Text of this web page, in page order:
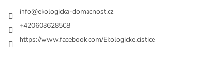
info@ekologicka-domacnost.cz
+420608628508
https://www.facebook.com/Ekologicke.cistice